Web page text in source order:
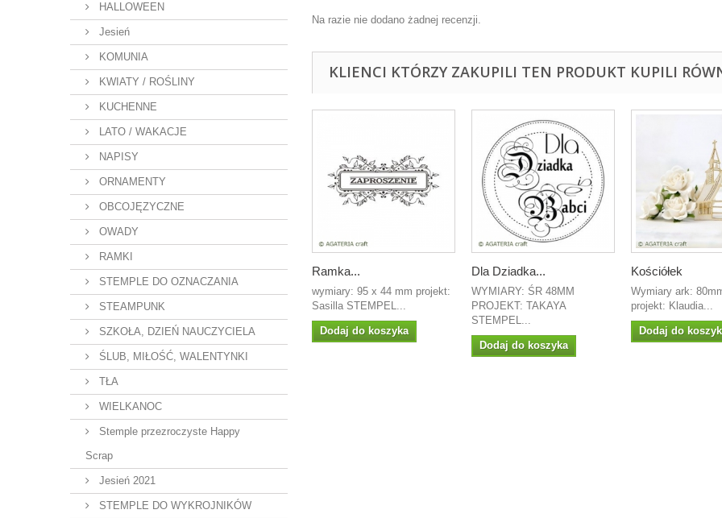
HALLOWEEN
Jesień
KOMUNIA
KWIATY / ROŚLINY
KUCHENNE
LATO / WAKACJE
NAPISY
ORNAMENTY
OBCOJĘZYCZNE
OWADY
RAMKI
STEMPLE DO OZNACZANIA
STEAMPUNK
SZKOŁA, DZIEŃ NAUCZYCIELA
ŚLUB, MIŁOŚĆ, WALENTYNKI
TŁA
WIELKANOC
Stemple przezroczyste Happy
Scrap
Jesień 2021
STEMPLE DO WYKROJNIKÓW
Na razie nie dodano żadnej recenzji.
KLIENCI KTÓRZY ZAKUPILI TEN PRODUKT KUPILI
Ramka...
wymiary: 95 x 44 mm projekt:
Sasilla STEMPEL...
Dodaj do koszyka
Dla Dziadka...
WYMIARY: ŚR 48MM
PROJEKT: TAKAYA
STEMPEL...
Dodaj do koszyka
Kościółek
Wymiary ark:
projekt: Klaudia...
Dodaj do